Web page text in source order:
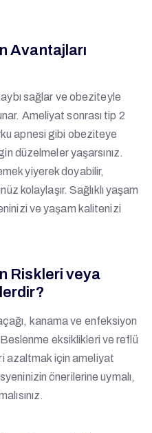
Avantajları
sağlar ve obeziteyle
Ameliyat sonrası tip 2
apnesi gibi obeziteye
düzelmeler yaşarsınız.
yiyerek doyabilir,
kolaylaşır. Sağlıklı yaşam
ve yaşam kalitenizi
Riskleri veya
kanama ve enfeksiyon
eksiklikleri ve reflü
azaltmak için ameliyat
önerilerine uymalı,